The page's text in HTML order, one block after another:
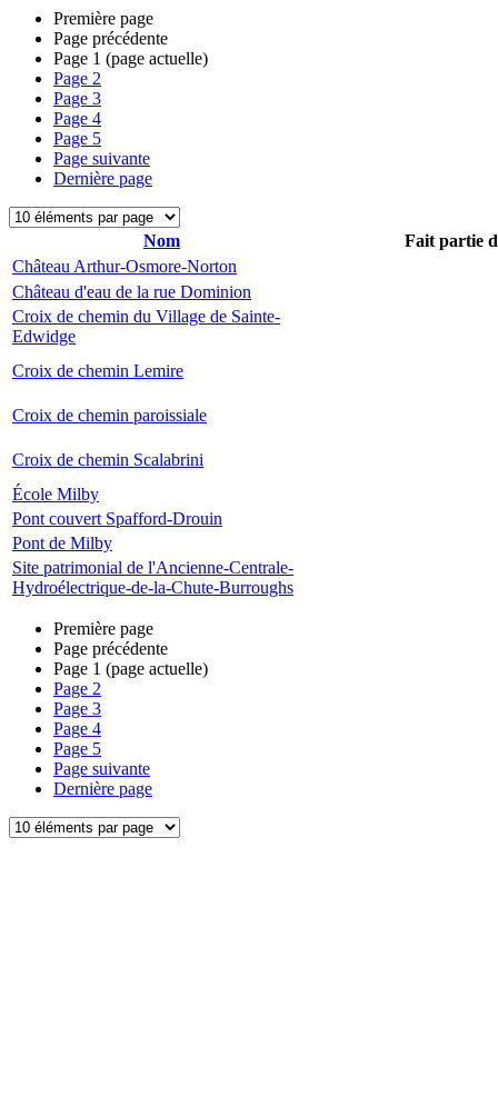
Première page
Page précédente
Page 1 (page actuelle)
Page 2
Page 3
Page 4
Page 5
Page suivante
Dernière page
Nom
Fait partie
Château Arthur-Osmore-Norton
Château d'eau de la rue Dominion
Croix de chemin du Village de Sainte-
Edwidge
Croix de chemin Lemire
Croix de chemin paroissiale
Croix de chemin Scalabrini
École Milby
Pont couvert Spafford-Drouin
Pont de Milby
Site patrimonial de l'Ancienne-Centrale-
Hydroélectrique-de-la-Chute-Burroughs
Première page
Page précédente
Page 1 (page actuelle)
Page 2
Page 3
Page 4
Page 5
Page suivante
Dernière page